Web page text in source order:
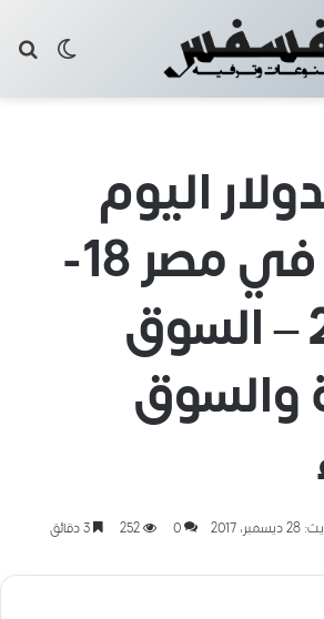
اليوم
الجمعة في مصر 18-
12-2015 – السوق
والسوق
2017
0
252